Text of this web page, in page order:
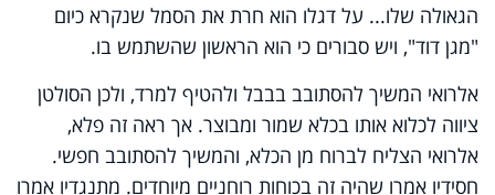
הגאולה שלו... על דגלו הוא חרת את הסמל שנקרא כיום
"מגן דוד", ויש סבורים כי הוא הראשון שהשתמש בו.
אלרואי המשיך להסתובב בבבל ולהטיף למרד, ולכן הסולטן
ציווה לכלוא אותו בכלא שמור ומבוצר. אך ראה זה פלא,
אלרואי הצליח לברוח מן הכלא, והמשיך להסתובב חפשי.
חסידיו אמרו שהיה זה בכוחות רוחניים מיוחדים. מתנגדיו אמרו